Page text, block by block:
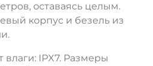
оставаясь целым.
корпус и безель из
влаги: IPX7. Размеры
НЕТ